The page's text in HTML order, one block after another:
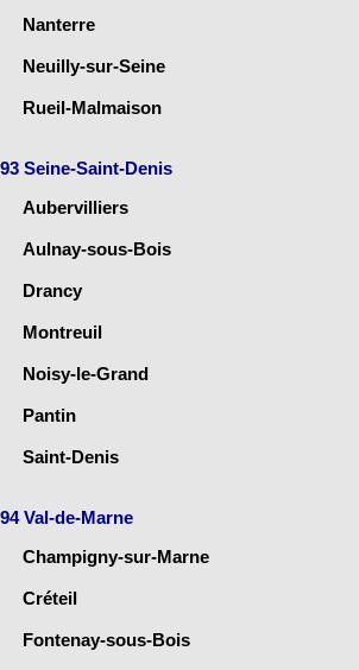
Nanterre
Neuilly-sur-Seine
Rueil-Malmaison
93 Seine-Saint-Denis
Aubervilliers
Aulnay-sous-Bois
Drancy
Montreuil
Noisy-le-Grand
Pantin
Saint-Denis
94 Val-de-Marne
Champigny-sur-Marne
Créteil
Fontenay-sous-Bois